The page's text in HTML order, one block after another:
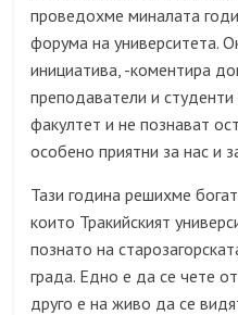
проведохме миналата
форума на университета.
инициатива, -коментира
преподаватели и студенти
факултет и не познават
особено приятни за нас и
Тази година решихме
които Тракийският
познато на
града. Едно е да се чете
друго е на живо да се